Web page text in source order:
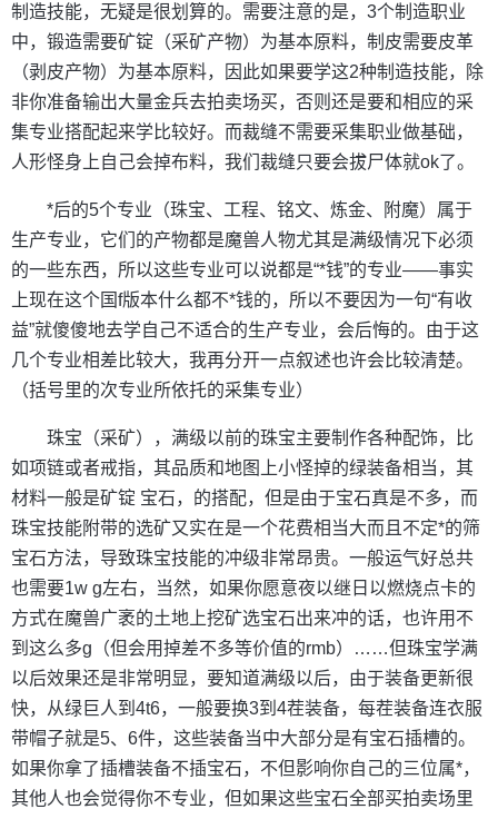
制造技能，无疑是很划算的。需要注意的是，3个制造职业
中，锻造需要矿锭（采矿产物）为基本原料，制皮需要皮革
（剥皮产物）为基本原料，因此如果要学这2种制造技能，除
非你准备输出大量金兵去拍卖场买，否则还是要和相应的采
集专业搭配起来学比较好。而裁缝不需要采集职业做基础，
人形怪身上自己会掉布料，我们裁缝只要会拔尸体就ok了。
*后的5个专业（珠宝、工程、铭文、炼金、附魔）属于
生产专业，它们的产物都是魔兽人物尤其是满级情况下必须
的一些东西，所以这些专业可以说都是“*钱”的专业——事实
上现在这个国f版本什么都不*钱的，所以不要因为一句“有收
益”就傻傻地去学自己不适合的生产专业，会后悔的。由于这
几个专业相差比较大，我再分开一点叙述也许会比较清楚。
（括号里的次专业所依托的采集专业）
珠宝（采矿），满级以前的珠宝主要制作各种配饰，比
如项链或者戒指，其品质和地图上小怪掉的绿装备相当，其
材料一般是矿锭 宝石，的搭配，但是由于宝石真是不多，而
珠宝技能附带的选矿又实在是一个花费相当大而且不定*的筛
宝石方法，导致珠宝技能的冲级非常昂贵。一般运气好总共
也需要1w g左右，当然，如果你愿意夜以继日以燃烧点卡的
方式在魔兽广袤的土地上挖矿选宝石出来冲的话，也许用不
到这么多g（但会用掉差不多等价值的rmb）……但珠宝学满
以后效果还是非常明显，要知道满级以后，由于装备更新很
快，从绿巨人到4t6，一般要换3到4茬装备，每茬装备连衣服
带帽子就是5、6件，这些装备当中大部分是有宝石插槽的。
如果你拿了插槽装备不插宝石，不但影响你自己的三位属*，
其他人也会觉得你不专业，但如果这些宝石全部买拍卖场里